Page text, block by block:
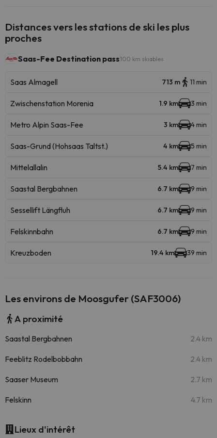
Distances vers les stations de ski les plus
proches
Saas-Fee Destination pass100 km skiables
Saas Almagell 713 m 11 min
Zwischenstation Morenia 1.9 km 3 min
Metro Alpin Saas-Fee 3 km 4 min
Saas-Grund (Hohsaas Taltst.) 4 km 5 min
Mittelallalin 5.4 km 7 min
Saastal Bergbahnen 6.7 km 9 min
Sessellift Längfluh 6.7 km 9 min
Felskinnbahn 6.7 km 9 min
Kreuzboden 19.4 km 39 min
Les environs de Moosgufer (SAF3006)
A proximité
Saastal Bergbahnen 2.4 km
Feeblitz Rodelbobbahn 2.4 km
Saaser Museum 2.7 km
Felskinn 4.7 km
Lieux d'intérêt